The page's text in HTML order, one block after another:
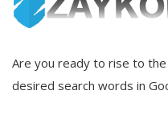
Are you ready to rise to
desired search words in